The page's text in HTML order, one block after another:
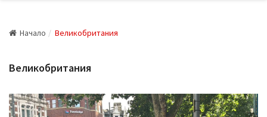
l
N
v
i
Начало Великобритания
Великобритания